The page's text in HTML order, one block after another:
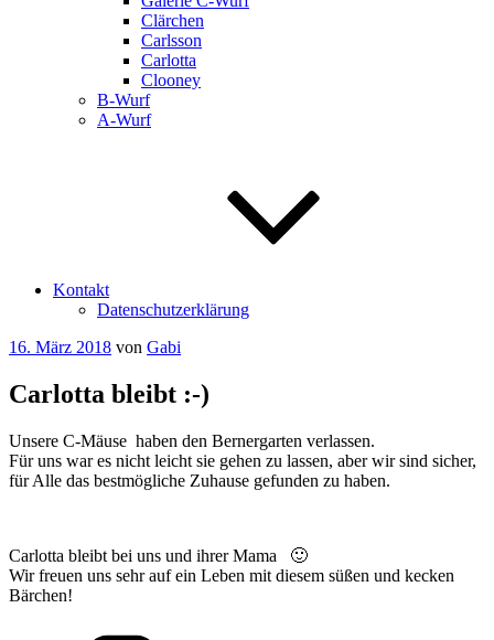
Clärchen
Carlsson
Carlotta
Clooney
B-Wurf
A-Wurf
Kontakt
Datenschutzerklärung
Veröffentlicht
16. März 2018 von Gabi
Carlotta bleibt :-)
Unsere C-Mäuse haben den Bernergarten verlassen.
Für uns war es nicht leicht sie gehen zu lassen, aber wir sind sicher,
für Alle das bestmögliche Zuhause gefunden zu haben.
Carlotta bleibt bei uns und ihrer Mama 🙂
Wir freuen uns sehr auf ein Leben mit diesem süßen und kecken
Bärchen!